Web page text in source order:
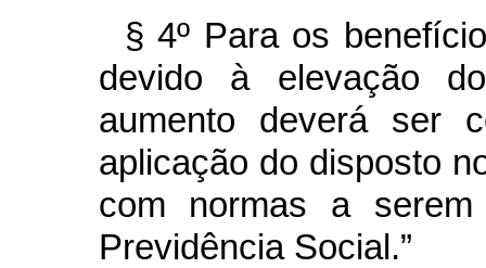
§ 4º Para os
devido à elevação
aumento deverá ser
aplicação do disposto
com normas a
Previdência Social.”